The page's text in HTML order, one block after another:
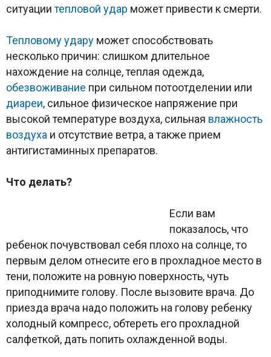
ситуациитепловой удар может привести к смерти.
Тепловому удару может способствовать
несколько причин: слишком длительное
нахождение на солнце, теплая одежда,
обезвоживание при сильном потоотделении или
диареи, сильное физическое напряжение при
высокой температуре воздуха, сильная влажность
воздуха и отсутствие ветра, а также прием
антигистаминных препаратов.
Что делать?
Если вам
показалось, что
ребенок почувствовал себя плохо на солнце, то
первым делом отнесите его в прохладное место в
тени, положите на ровную поверхность, чуть
приподнимите голову. После вызовите врача. До
приезда врача надо положить на голову ребенку
холодный компресс, обтереть его прохладной
салфеткой, дать попить охлажденной воды.